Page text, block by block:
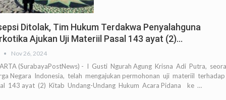
Ditolak, Tim Hukum Terdakwa Penyalahguna
Ajukan Uji Materiil Pasal 143 ayat (2)…
Nov 26, 2024
(SurabayaPostNews) - I Gusti Ngurah Agung Krisna Adi Putra,
Negara Indonesia, telah mengajukan permohonan uji materiil terhadap
143 ayat (2) Kitab Undang-Undang Hukum Acara Pidana ke …